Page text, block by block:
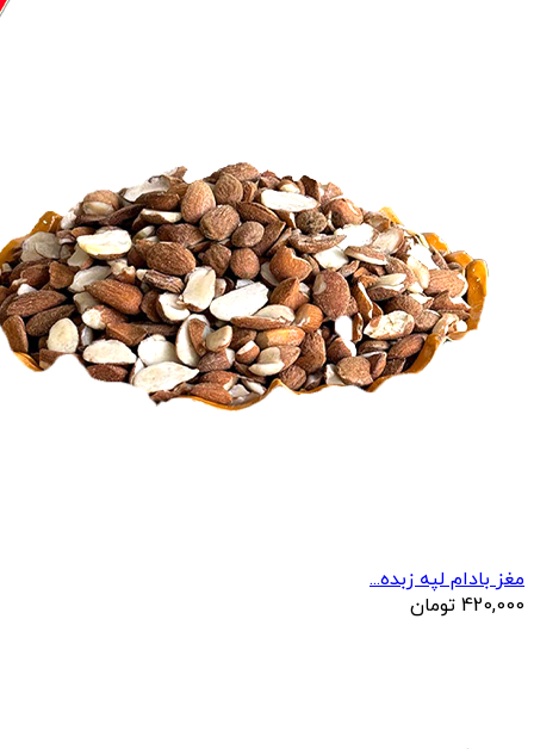
مغز بادام لپه زبده...
420,000 تومان